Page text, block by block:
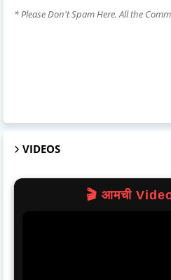
* Please Don't Spam Here. All the
VIDEOS
🎬 आमची